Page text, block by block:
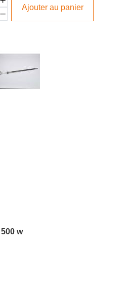
Ajouter au panier
Resist. elect. tms/tmh 500 w